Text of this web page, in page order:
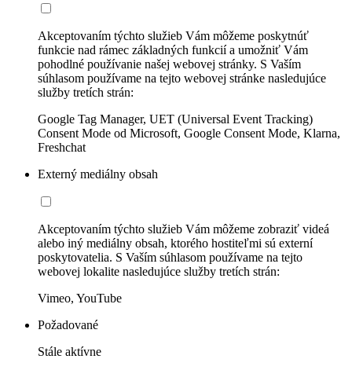
Akceptovaním týchto služieb Vám môžeme poskytnúť
funkcie nad rámec základných funkcií a umožniť Vám
pohodlné používanie našej webovej stránky. S Vaším
súhlasom používame na tejto webovej stránke nasledujúce
služby tretích strán:
Google Tag Manager, UET (Universal Event Tracking)
Consent Mode od Microsoft, Google Consent Mode, Klarna,
Freshchat
Externý mediálny obsah
Akceptovaním týchto služieb Vám môžeme zobraziť videá
alebo iný mediálny obsah, ktorého hostiteľmi sú externí
poskytovatelia. S Vaším súhlasom používame na tejto
webovej lokalite nasledujúce služby tretích strán:
Vimeo, YouTube
Požadované
Stále aktívne